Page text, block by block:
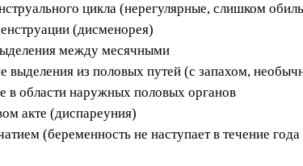
цикла (нерегулярные, слишком
(дисменорея)
между месячными
выделения из половых путей (с запахом,
в области наружных половых органов
акте (диспареуния)
(беременность не наступает в течение